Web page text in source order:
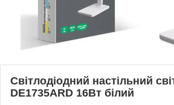
Світлодіодний настільний
DE1735ARD 16Вт білий